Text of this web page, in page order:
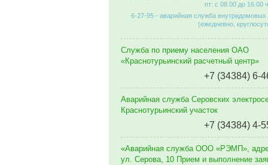
пт: с 08.00 до 16.00
6-27-95 - аварийная служба внутридомовых
(ежедневно,
Служба по приему населения ОАО
«Краснотурьинский расчетный центр»
+7 (34384) 6-
Аварийная служба Серовских
Краснотурьинский участок
+7 (34384) 4-
«Аварийная служба ООО «РЭМП»,
ул. Серова, 10 Прием и выполнение